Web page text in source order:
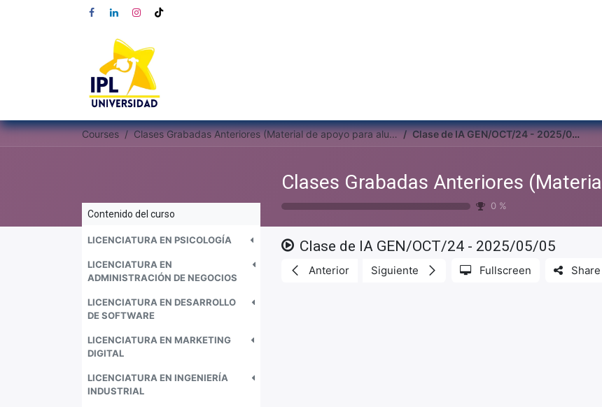
Courses Clases Grabadas Anteriores (Material de apoyo para alumnos) Clase de IA GEN/OCT/24 - 2025/05/05
0 %
Contenido del curso
LICENCIATURA EN PSICOLOGÍA
LICENCIATURA EN
ADMINISTRACIÓN DE NEGOCIOS
LICENCIATURA EN DESARROLLO
DE SOFTWARE
LICENCIATURA EN MARKETING
DIGITAL
LICENCIATURA EN INGENIERÍA
INDUSTRIAL
Clase de IA GEN/OCT/24 - 2025/05/05
Anterior Siguiente Fullscreen Share